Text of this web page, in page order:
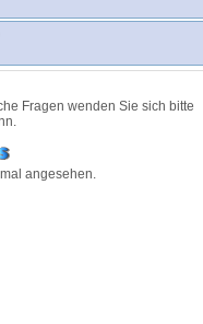
Fragen wenden Sie sich bitte
.
mal angesehen.